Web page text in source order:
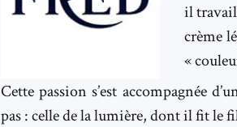
il
crème
«
Cette passion s’est accompagnée
pas : celle de la lumière, dont il fit le